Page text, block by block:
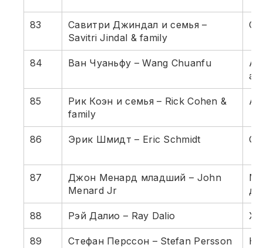
83
Савитри Джиндал и семья –
Savitri Jindal & family
84 Ван Чуаньфу – Wang Chuanfu
85
Рик Коэн и семья – Rick Cohen &
family
86 Эрик Шмидт – Eric Schmidt
87
Джон Менард младший – John
Menard Jr
88 Рэй Далио – Ray Dalio
89 Стефан Перссон – Stefan Persson